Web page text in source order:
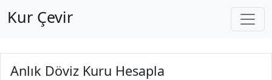
Kur Çevir
Anlık Döviz Kuru Hesapla